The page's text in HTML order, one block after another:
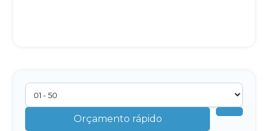
Orçamento rápido